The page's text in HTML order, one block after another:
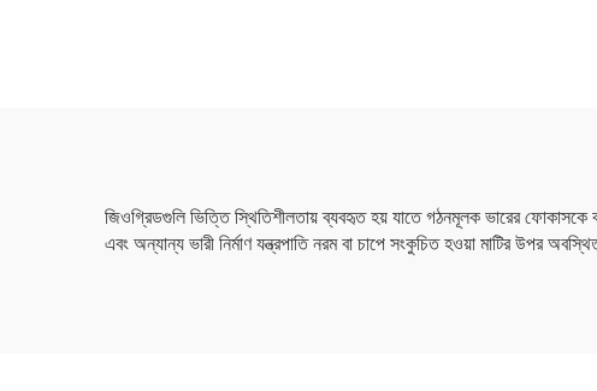
জিওগ্রিডগুলি ভিত্তি স্থিতিশীলতায় ব্যবহৃত হয় যাতে গঠনমূলক ভারের
এবং অন্যান্য ভারী নির্মাণ যন্ত্রপাতি নরম বা চাপে সংকুচিত হওয়া মাটির উপর